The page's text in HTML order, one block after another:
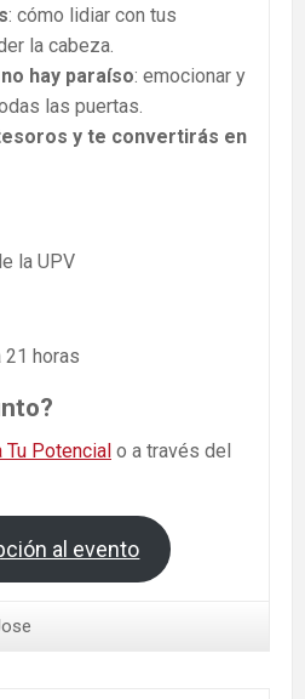
: cómo lidiar con tus
la cabeza.
hay paraíso: emocionar y
las puertas.
y te convertirás en
la UPV
horas
Tu Potencial o a través del
al evento